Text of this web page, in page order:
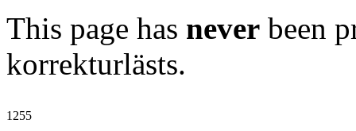
This page has never been
korrekturlästs.
1255